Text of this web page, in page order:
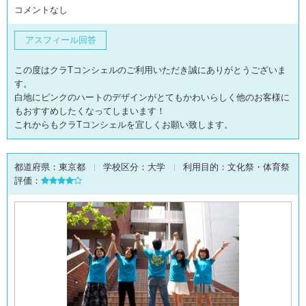
コメントなし
アスフィール回答
この度はクラTコンシェルのご利用いただき誠にありがとうございま
す。
白地にピンクのハートのデザインがとてもかわいらしく他のお客様に
もおすすめしたくなってしまいます！
これからもクラTコンシェルを宜しくお願い致します。
都道府県： 東京都 学校区分： 大学 利用目的： 文化祭・体育祭
評価：